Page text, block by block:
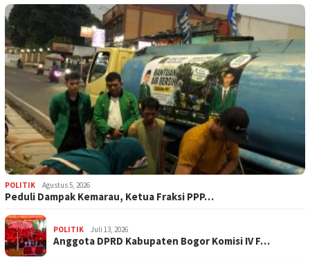
POLITIK Agustus 5, 2026
‎Peduli Dampak Kemarau, Ketua Fraksi PPP…
POLITIK Juli 13, 2026
Anggota DPRD Kabupaten Bogor Komisi IV F…